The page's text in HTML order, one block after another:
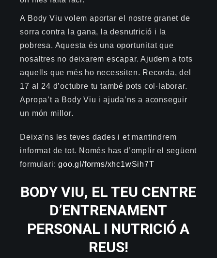
A Body Viu volem aportar el nostre granet de
sorra contra la gana, la desnutrició i la
pobresa. Aquesta és una oportunitat que
nosaltres no deixarem escapar. Ajudem a tots
aquells que més ho necessiten. Recorda, del
17 al 24 d’octubre tu també pots col·laborar.
Apropa’t a Body Viu i ajuda’ns a aconseguir
un món millor.
Deixa’ns les teves dades i et mantindrem
informat de tot. Només has d’omplir el següent
formulari:goo.gl/forms/xhc1wSih7T
BODY VIU, EL TEU CENTRE
D’ENTRENAMENT
PERSONAL I NUTRICIÓ A
REUS!